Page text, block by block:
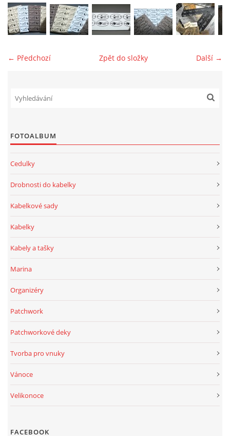
© 2025 eStránky.cz
← Předchozí Další →
Zpět do složky
FOTOALBUM
Cedulky
Drobnosti do kabelky
Kabelkové sady
Kabelky
Kabely a tašky
Marina
Organizéry
Patchwork
Patchworkové deky
Tvorba pro vnuky
Vánoce
Velikonoce
FACEBOOK